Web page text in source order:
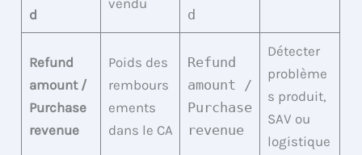
d
d
Refund
amount /
Purchase
revenue
Poids des
rembours
ements
dans le CA
Refund
amount /
Purchase
revenue
Détecter
problème
s produit,
SAV ou
logistique